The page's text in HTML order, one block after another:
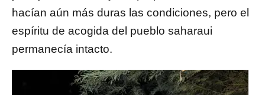
hacían aún más duras las condiciones, pero el
espíritu de acogida del pueblo saharaui
permanecía intacto.